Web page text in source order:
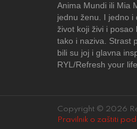
Anima Mundi ili Mia
jednu ženu. I jedno i
život koji živi i
tako i naziva. Strast
bili su joj i glavna
RYL/Refresh your life
Copyright © 2026
Pravilnik o zaštiti